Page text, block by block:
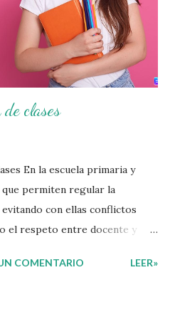
Sin mas que decir les
apoyándonos en este nuevo
su preferencia. Recuerden
comparte solo se hac...
clases
En la escuela primaria y
que permiten regular la
evitando con ellas conflictos
el respeto entre docente y
en un futuro será un ciudadano
COMENTARIO LEER»